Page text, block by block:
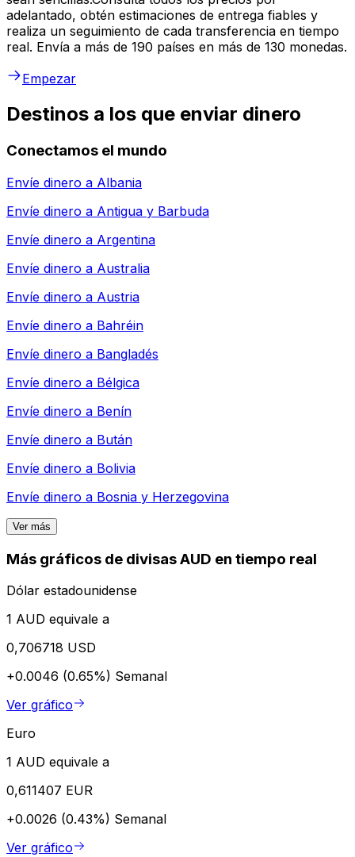
adelantado, obtén estimaciones de entrega fiables y
realiza un seguimiento de cada transferencia en tiempo
real. Envía a más de 190 países en más de 130 monedas.
Empezar
Destinos a los que enviar dinero
Conectamos el mundo
Envíe dinero a Albania
Envíe dinero a Antigua y Barbuda
Envíe dinero a Argentina
Envíe dinero a Australia
Envíe dinero a Austria
Envíe dinero a Bahréin
Envíe dinero a Bangladés
Envíe dinero a Bélgica
Envíe dinero a Benín
Envíe dinero a Bután
Envíe dinero a Bolivia
Envíe dinero a Bosnia y Herzegovina
Ver más
Más gráficos de divisas AUD en tiempo real
Dólar estadounidense
1 AUD equivale a
0,706718 USD
+0.0046 (0.65%) Semanal
Ver gráfico
Euro
1 AUD equivale a
0,611407 EUR
+0.0026 (0.43%) Semanal
Ver gráfico